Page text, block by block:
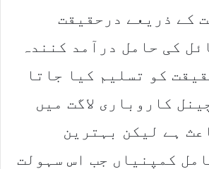
کے ذریعے درحقیقت
کی حامل درآمد کنندہ
کو تسلیم کیا جاتا
کاروباری لاگت میں
ہے لیکن بہترین
کمپنیاں جب اس سہولت